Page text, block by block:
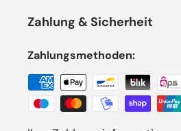
Zahlung & Sicherheit
Zahlungsmethoden: